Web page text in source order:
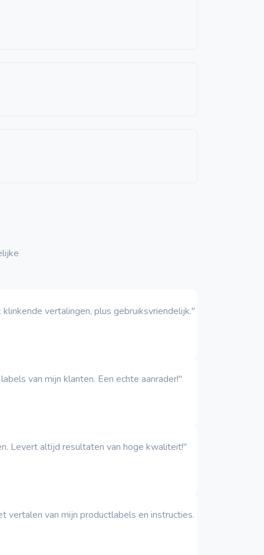
vertalingen, plus gebruiksvriendelijk."
van mijn klanten. Een echte aanrader!"
Levert altijd resultaten van hoge kwaliteit!"
van mijn productlabels en instructies.